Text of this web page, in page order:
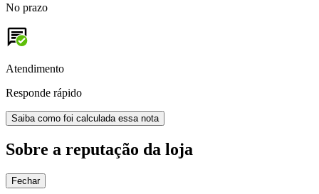
No prazo
Atendimento
Responde rápido
Saiba como foi calculada essa nota
Sobre a reputação da loja
Fechar